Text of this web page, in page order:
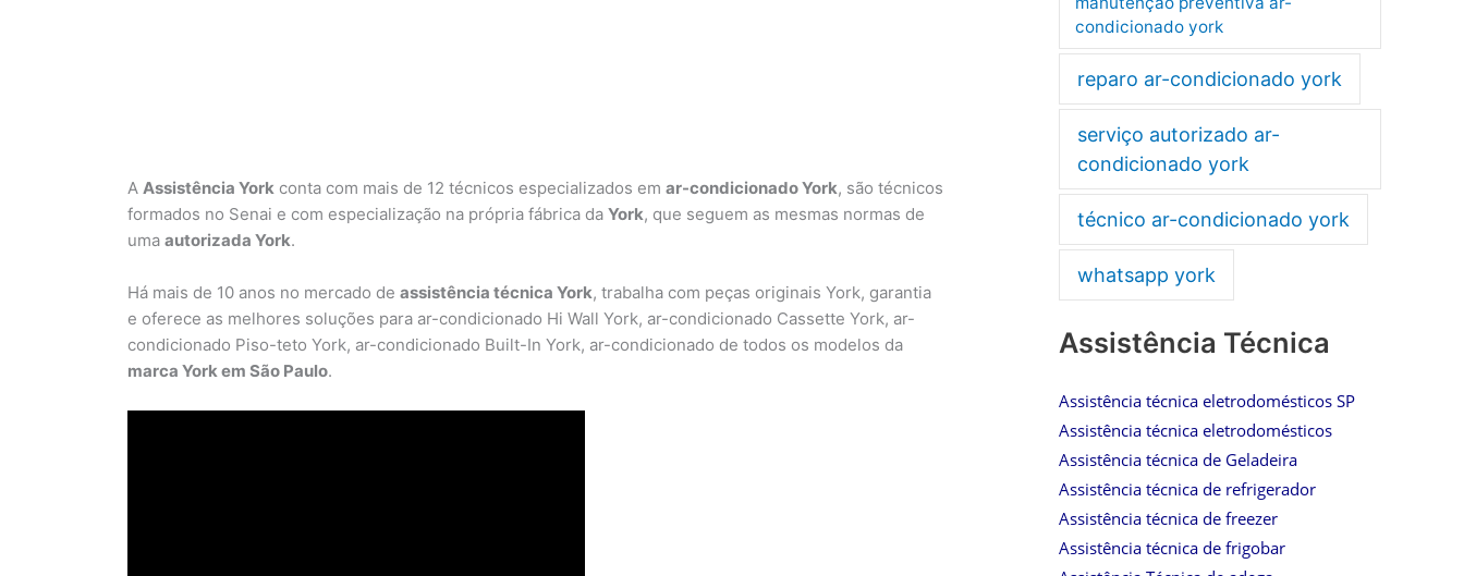
A Assistência York conta com mais de 12 técnicos especializados em ar-condicionado York, são técnicos
formados no Senai e com especialização na própria fábrica da York, que seguem as mesmas normas de
uma autorizada York.
Há mais de 10 anos no mercado de assistência técnica York, trabalha com peças originais York, garantia
e oferece as melhores soluções para ar-condicionado Hi Wall York, ar-condicionado Cassette York, ar-
condicionado Piso-teto York, ar-condicionado Built-In York, ar-condicionado de todos os modelos da
marca York em São Paulo.
condicionado york
reparo ar-condicionado york
serviço autorizado ar-
condicionado york
técnico ar-condicionado york
whatsapp york
Assistência Técnica
Assistência técnica eletrodomésticos SP
Assistência técnica eletrodomésticos
Assistência técnica de Geladeira
Assistência técnica de refrigerador
Assistência técnica de freezer
Assistência técnica de frigobar